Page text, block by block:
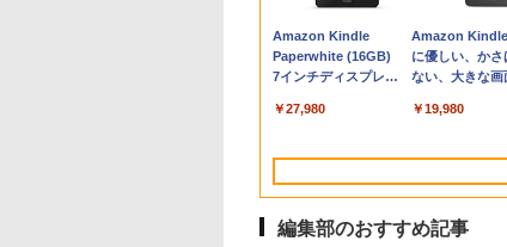
Apple 2026
MacBook Neo A18
Proチップ搭載13イ
AIとApple
Retinaディスプレ
512GB SSD、1080p
FaceTime HDカメ
ラ、Touch ID - イン
￥162,598
tomtoc 360°保
15.6 16インチ
ンケース Dell
dynabook
￥2,952
Robloxギフトカード
- 800 Robux 【限定
バーチャルアイテム
ンゲームコード】 ロ
インコード版
￥1,300
Robloxギフトカ
- 2,000 Robux
定バーチャルア
インゲームコー
ラインコード版
￥3,200
生成AIパスポート公
式テキスト 第４版
￥1,766
AIイラスト表現
思い通りの絵を
出す プロンプト
ズ (はぴーイラ
￥480
Amazon Kindle
Paperwhite (16GB)
7インチディスプレ
ト、12週間持続バッ
ブラック
￥27,980
Amazon
に優しい、かさ
ない、大きな画
続バッテリー、
書籍リーダー、
ック、16GB、
し
￥19,980
編集部のおすすめ記事